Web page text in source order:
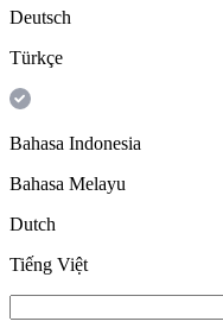
Deutsch
Türkçe
Bahasa Indonesia
Bahasa Melayu
Dutch
Tiếng Việt